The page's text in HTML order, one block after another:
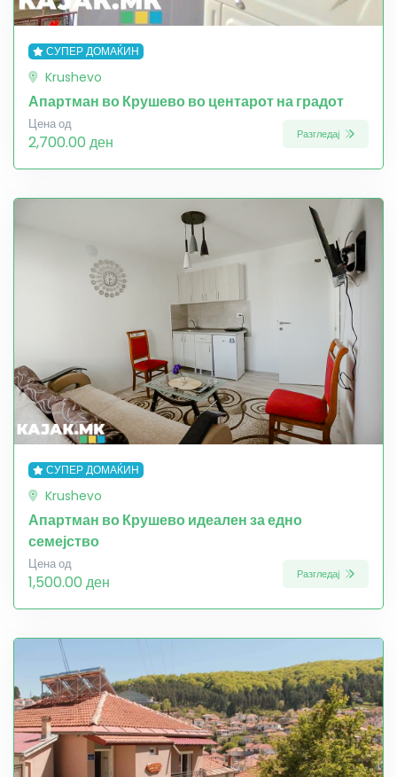
СУПЕР ДОМАЌИН
Krushevo
Апартман во Крушево во центарот на градот
Цена од
2,700.00 ден Разгледај
СУПЕР ДОМАЌИН
Krushevo
Апартман во Крушево идеален за едно
семејство
Цена од
1,500.00 ден Разгледај